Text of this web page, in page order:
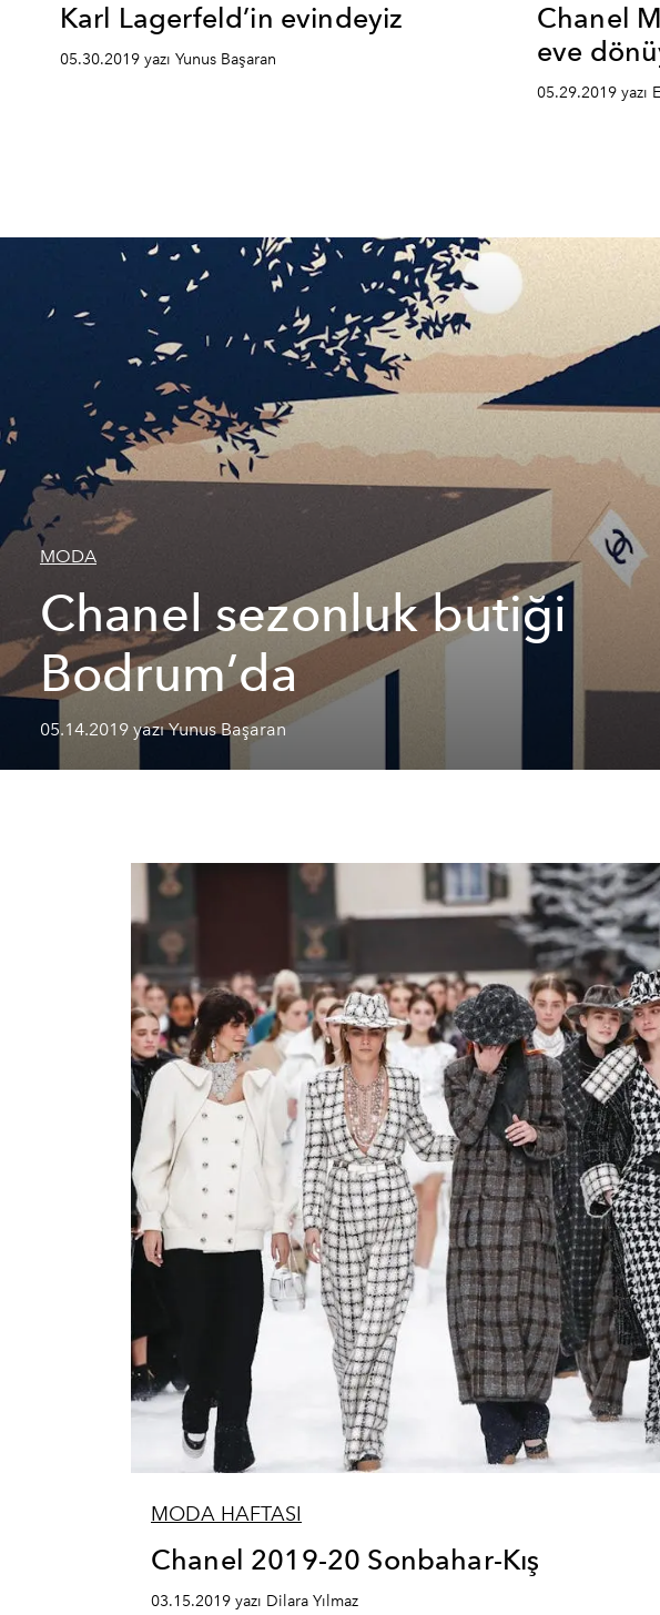
Karl Lagerfeld’in evindeyiz
05.30.2019 yazı Yunus Başaran
Chanel
eve
05.29.2019 yazı
MODA
Chanel sezonluk butiği
Bodrum’da
05.14.2019 yazı Yunus Başaran
MODA HAFTASI
Chanel 2019-20 Sonbahar-Kış
03.15.2019 yazı Dilara Yılmaz